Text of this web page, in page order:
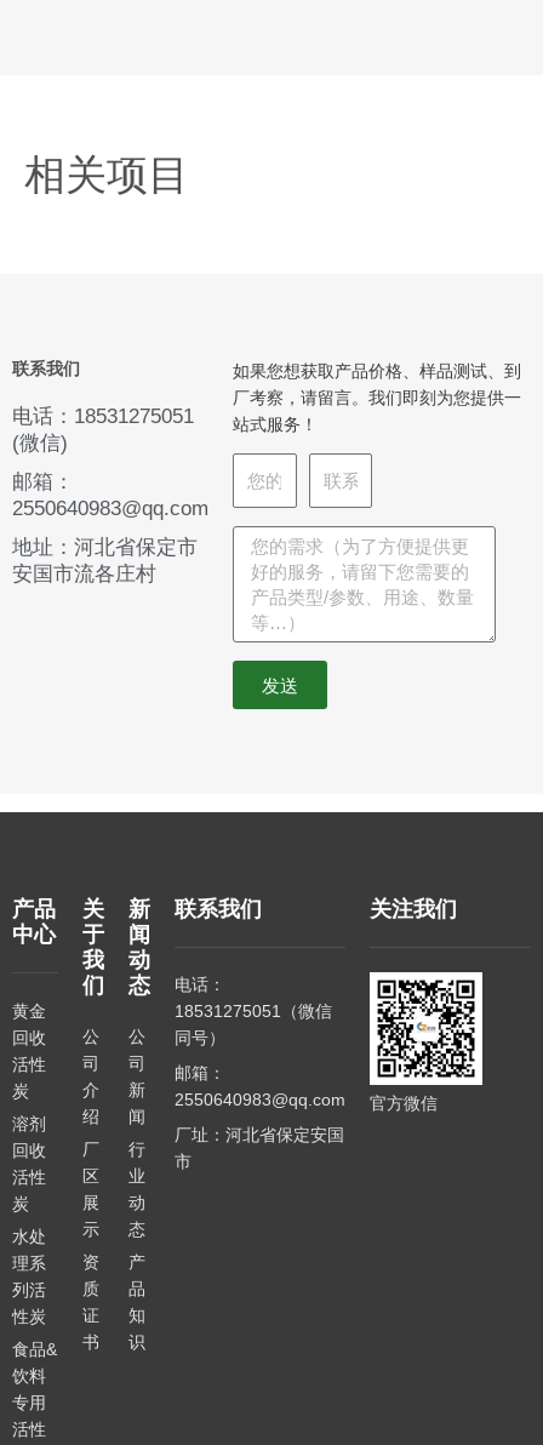
相关项目
联系我们
电话：18531275051
(微信)
邮箱：
2550640983@qq.com
地址：河北省保定市
安国市流各庄村
如果您想获取产品价格、样品测试、到
厂考察，请留言。我们即刻为您提供一
站式服务！
发送
产品
中心
黄金
回收
活性
炭
溶剂
回收
活性
炭
水处
理系
列活
性炭
食品&
饮料
专用
活性
关
于
我
们
公
司
介
绍
厂
区
展
示
资
质
证
书
新
闻
动
态
公
司
新
闻
行
业
动
态
产
品
知
识
联系我们
电话：
18531275051（微信
同号）
邮箱：
2550640983@qq.com
厂址：河北省保定安国
市
关注我们
官方微信